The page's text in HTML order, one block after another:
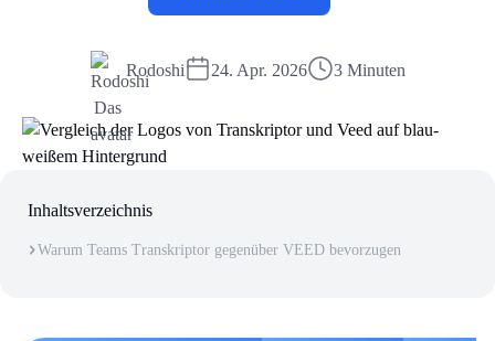
Rodoshi 24. Apr. 2026 3 Minuten
Inhaltsverzeichnis
Warum Teams Transkriptor gegenüber VEED bevorzugen